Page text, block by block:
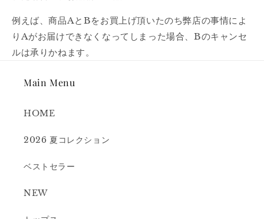
例えば、商品AとBをお買上げ頂いたのち弊店の事情によ
りAがお届けできなくなってしまった場合、Bのキャンセ
ルは承りかねます。
Main Menu
HOME
2026 夏コレクション
ベストセラー
NEW